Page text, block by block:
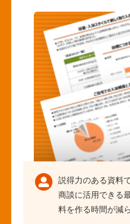
説得力のある資料
商談に活用できる
料を作る時間が減